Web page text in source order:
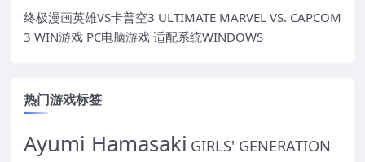
终极漫画英雄VS卡普空3 ULTIMATE MARVEL VS. CAPCOM
3 WIN游戏 PC电脑游戏 适配系统WINDOWS
热门游戏标签
Ayumi Hamasaki GIRLS' GENERATION